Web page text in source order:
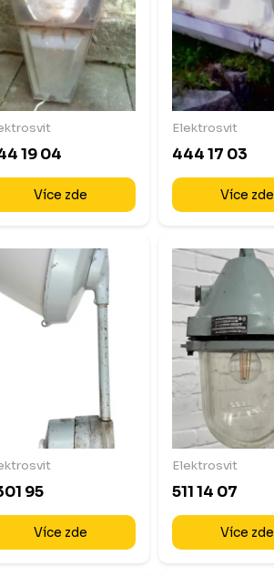
19 04
Více zde
Elektrosvit
444 17 03
Více zde
95
Více zde
Elektrosvit
511 14 07
Více zde